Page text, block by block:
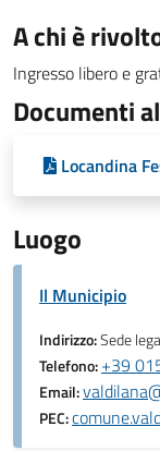
A chi è
Ingresso libero e
Documenti
Locandina
Luogo
Il Municipio
Indirizzo:Sede
Telefono:+39
Email:
PEC: